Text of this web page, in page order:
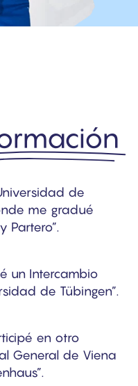
de
me gradué
Partero”.
un Intercambio
de Tübingen”.
en otro
General de Viena